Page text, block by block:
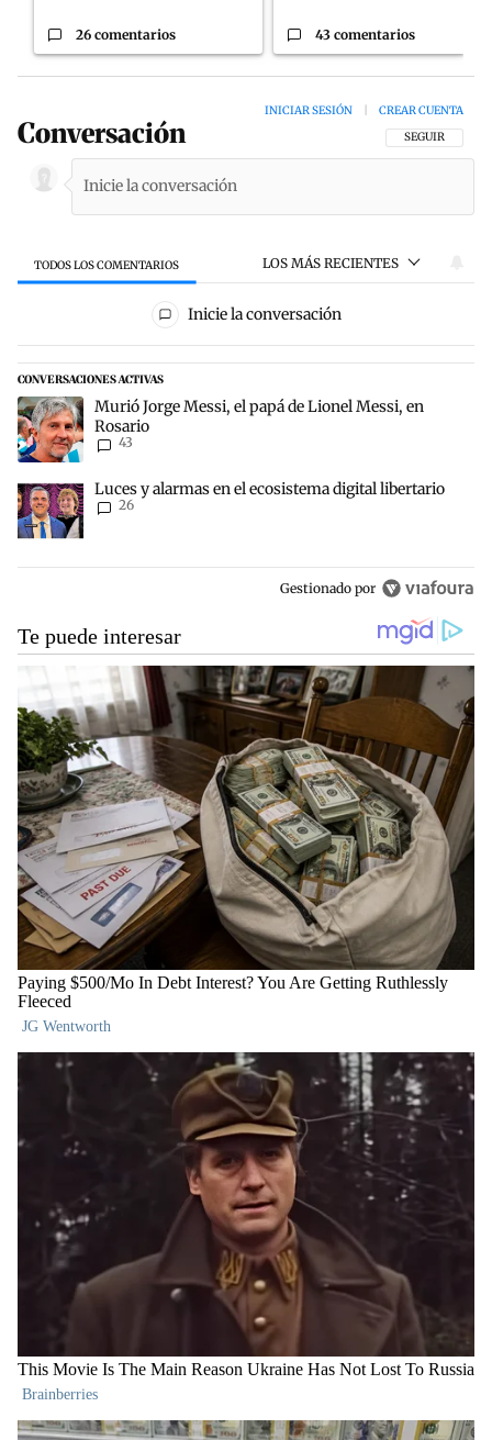
26 comentarios 43 comentarios
Conversación SIGA ESTA
SEGUIR
INICIAR SESIÓN CREAR CUENTA
TODOS LOS COMENTARIOS LOS MÁS RECIENTES
Todos los comentarios
Inicie la conversación
CONVERSACIONES ACTIVAS
Este listado muestra los artículos con más comentarios en los
Un artículo de tendencia con el título "Murió Jorge Messi, el papá
Murió Jorge Messi, el papá de Lionel Messi, en
Rosario
43
Un artículo de tendencia con el título "Luces y alarmas en el
Luces y alarmas en el ecosistema digital libertario
26
Gestionado por